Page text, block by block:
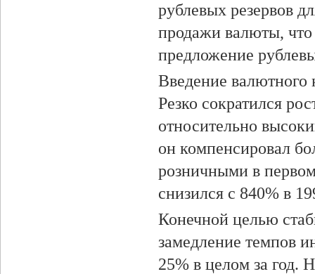
рублевых резервов
продажи валюты, что
предложение
Введение
Резко сократился
относительно
он компенсировал
розничными в
снизился с 840% в
Конечной целью
замедление темпов
25% в целом за год.